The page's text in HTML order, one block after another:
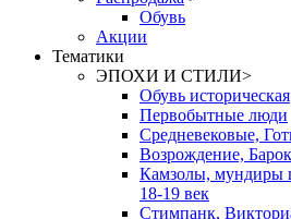
Обувь
Акции
Тематики
ЭПОХИ И СТИЛИ>
Обувь историческая
Первобытные люди
Средневековые,
Возрождение,
Камзолы, мундиры
18-19 век
Стимпанк,